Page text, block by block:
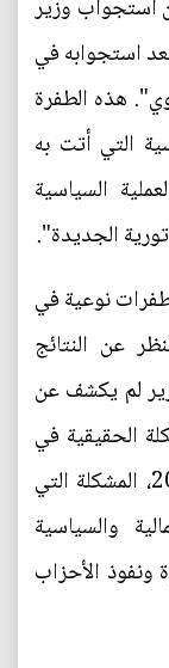
استجواب وزير
استجوابه في
هذه الطفرة
التي أتت به
السياسية
الجديدة".
نوعية في
عن النتائج
لم يكشف عن
الحقيقية في
عملية بناء الدولة العراقية منذ العام 2003، المشكلة التي
والسياسية
ونفوذ الأحزاب